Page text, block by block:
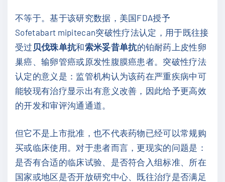
不等于。基于该研究数据，美国FDA授予
Sofetabart mipitecan突破性疗法认定，用于既往接
受过 贝伐珠单抗和索米妥昔单抗的铂耐药上皮性卵
巢癌、输卵管癌或原发性腹膜癌患者。突破性疗法
认定的意义是：监管机构认为该药在严重疾病中可
能较现有治疗显示出有意义改善，因此给予更高效
的开发和审评沟通通道。
但它不是上市批准，也不代表药物已经可以常规购
买或临床使用。对于患者而言，更现实的问题是：
是否有合适的临床试验、是否符合入组标准、所在
国家或地区是否开放研究中心、既往治疗是否满足